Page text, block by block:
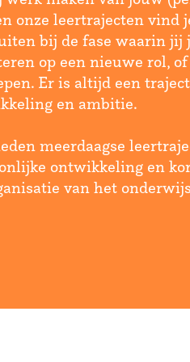
onze leertrajecten vind
bij de fase waarin
op een nieuwe rol,
Er is altijd een
en ambitie.
meerdaagse
ontwikkeling en
van het